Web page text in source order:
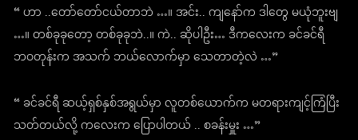
“ ဟာ ..တော်တော်ငယ်တာဘဲ …။ အင်း.. ကျနော်က ဒါတွေ မယုံဘူးဗျ
…။ တစ်ခုခုတော့ တစ်ခုခုဘဲ..။ ကဲ.. ဆိုပါဦး… ဒီကလေးက ခင်ခင်ရီ
ဘဝတုန်းက အသက် ဘယ်လောက်မှာ သေတာတဲ့လဲ …”
“ ခင်ခင်ရီ ဆယ့်ရှစ်နှစ်အရွယ်မှာ လူတစ်ယောက်က မတရားကျင့်ကြံပြီး
သတ်တယ်လို့ ကလေးက ပြောပါတယ် .. စခန်းမှူး …”